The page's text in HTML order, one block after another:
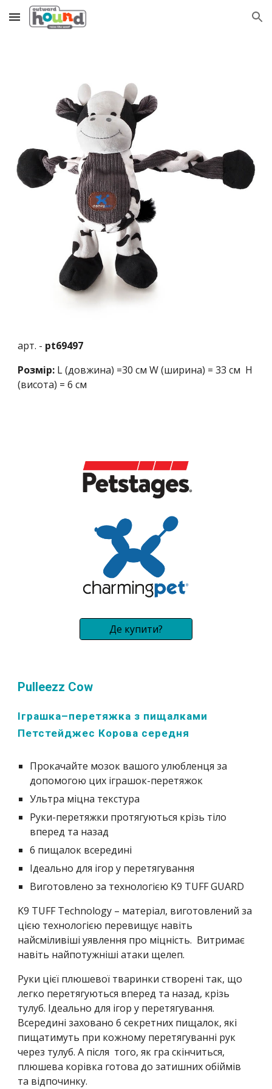
Skip to main content Skip to navigation
арт. - pt69497
Розмір: L (довжина) =30 см W (ширина) = 33 см  H
(висота) = 6 см
Де купити?
Pulleezz Cow
Іграшка–перетяжка з пищалками
Петстейджес Корова середня
Прокачайте мозок вашого улюбленця за
допомогою цих іграшок-перетяжок
Ультра міцна текстура
Руки-перетяжки протягуються крізь тіло
вперед та назад
6 пищалок всередині
Ідеально для ігор у перетягування
Виготовлено за технологією K9 TUFF GUARD
K9 TUFF Technology – матеріал, виготовлений за
цією технологією перевищує навіть
найсміливіші уявлення про міцність.  Витримає
навіть найпотужніші атаки щелеп.
Руки цієї плюшевої тваринки створені так, що
легко перетягуються вперед та назад, крізь
тулуб. Ідеально для ігор у перетягування.
Всередині заховано 6 секретних пищалок, які
пищатимуть при кожному перетягуванні рук
через тулуб. А після  того, як гра скінчиться,
плюшева корівка готова до затишних обіймів
та відпочинку.